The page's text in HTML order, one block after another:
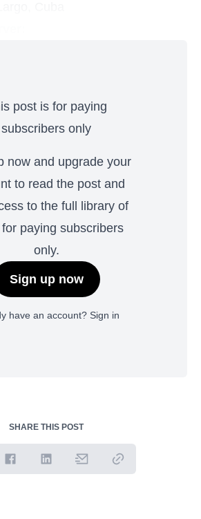
post is for paying
subscribers only
now and upgrade your
to read the post and
to the full library of
paying subscribers
only.
Sign up now
have an account? Sign in
SHARE THIS POST